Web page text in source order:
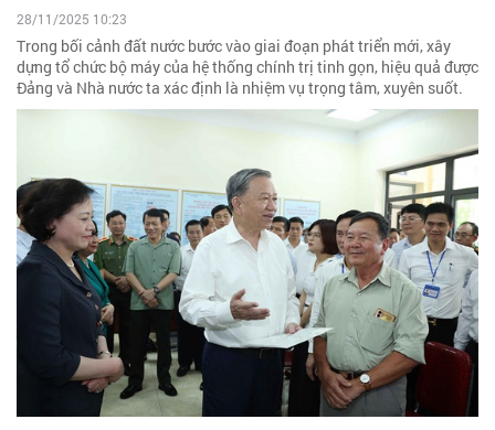
28/11/2025 10:23
Trong bối cảnh đất nước bước vào giai đoạn phát triển mới, xây
dựng tổ chức bộ máy của hệ thống chính trị tinh gọn, hiệu quả được
Đảng và Nhà nước ta xác định là nhiệm vụ trọng tâm, xuyên suốt.